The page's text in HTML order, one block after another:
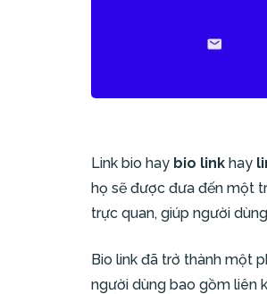
Link bio hay bio link hay
họ sẽ được đưa đến một
trực quan, giúp người
Bio link đã trở thành một
người dùng bao gồm liên